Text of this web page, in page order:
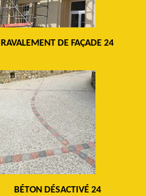
RAVALEMENT DE FAÇADE 24
BÉTON DÉSACTIVÉ 24